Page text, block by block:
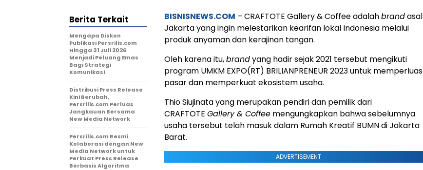
BISNISNEWS.COM – CRAFTOTE Gallery & Coffee adalahbrandasal
Jakarta yang ingin melestarikan kearifan lokal Indonesia melalui
produk anyaman dan kerajinan tangan.
Oleh karena itu,brandyang hadir sejak 2021 tersebut mengikuti
program UMKM EXPO(RT) BRILIANPRENEUR 2023 untuk memperluas
pasar dan memperkuat ekosistem usaha.
Thio Siujinata yang merupakan pendiri dan pemilik dari
CRAFTOTE Gallery & Coffee mengungkapkan bahwa sebelumnya
usaha tersebut telah masuk dalam Rumah Kreatif BUMN di Jakarta
Barat.
ADVERTISEMENT
Berita Terkait
Mengapa Diskon
Publikasi Persrilis.com
Hingga 31 Juli 2026
Menjadi Peluang Emas
Bagi Strategi
Komunikasi
Distribusi Press Release
Kini Berubah,
Persrilis.com Perluas
Jangkauan Bersama
New Media Network
Persrilis.com Resmi
Kolaborasi dengan New
Media Network untuk
Perkuat Press Release
Berbasis Algoritma